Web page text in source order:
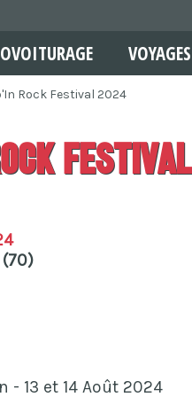
VOYAGES
Rock Festival 2024
Festival
- 13 et 14 Août 2024